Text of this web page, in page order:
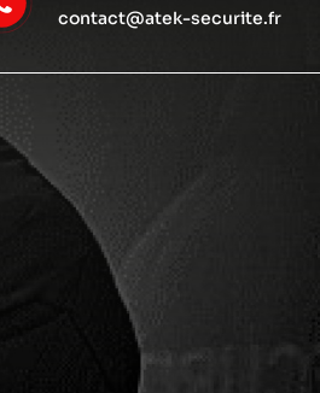
contact@atek-securite.fr